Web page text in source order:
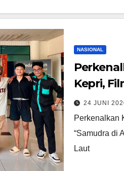
NASIONAL
Kepri,
Angkat
24 JUNI
Perkenalkan
“Samudra di
Laut